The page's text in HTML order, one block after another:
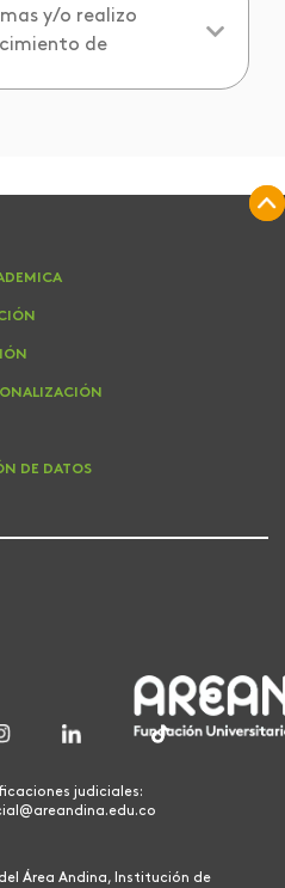
y/o realizo
de
DE DATOS
judiciales:
Área Andina, Institución de